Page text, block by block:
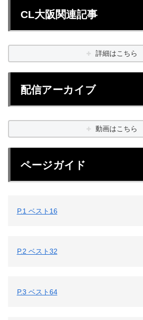
CL大阪関連記事
詳細はこちら
配信アーカイブ
動画はこちら
ページガイド
P.1 ベスト16
P.2 ベスト32
P.3 ベスト64